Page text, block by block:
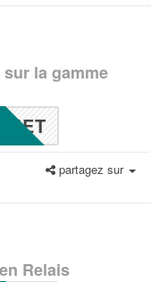
la gamme
MET
partagez sur
Relais